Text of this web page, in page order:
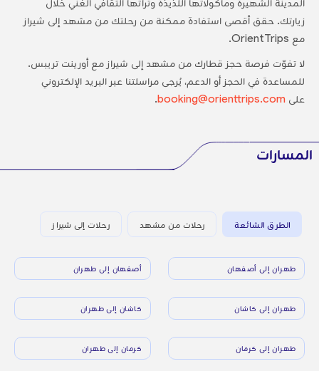
زيارتك. حقق أقصى استفادة ممكنة من رحلتك من مشهد إلى شيراز
مع OrientTrips.
لا تفوّت فرصة حجز قطارك من مشهد إلى شيراز مع أورينت تريبس.
للمساعدة في الحجز أو الدعم، يُرجى مراسلتنا عبر البريد الإلكتروني
على booking@orienttrips.com
.
المسارات
الطرق الشائعة رحلات من مشهد رحلات إلى شيراز
طهران إلى أصفهان أصفهان إلى طهران
طهران إلى كاشان كاشان إلى طهران
طهران إلى كرمان كرمان إلى طهران